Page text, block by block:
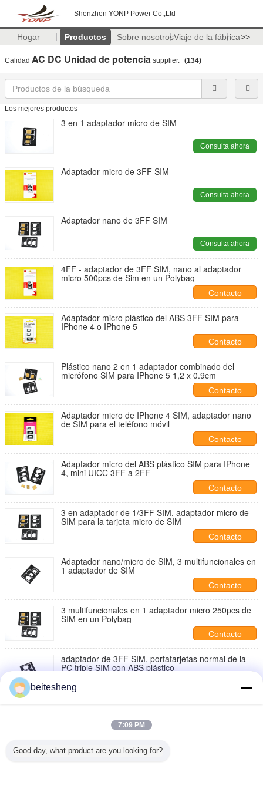
Shenzhen YONP Power Co.,Ltd
Hogar Productos Sobre nosotrosViaje de la fábrica>>
Calidad AC DC Unidad de potencia supplier. (134)
Los mejores productos
3 en 1 adaptador micro de SIM
Consulta ahora
Adaptador micro de 3FF SIM
Consulta ahora
Adaptador nano de 3FF SIM
Consulta ahora
4FF - adaptador de 3FF SIM, nano al adaptador
micro 500pcs de Sim en un Polybag
Contacto
Adaptador micro plástico del ABS 3FF SIM para
IPhone 4 o IPhone 5
Contacto
Plástico nano 2 en 1 adaptador combinado del
micrófono SIM para IPhone 5 1,2 x 0.9cm
Contacto
Adaptador micro de IPhone 4 SIM, adaptador nano
de SIM para el teléfono móvil
Contacto
Adaptador micro del ABS plástico SIM para IPhone
4, mini UICC 3FF a 2FF
Contacto
3 en adaptador de 1/3FF SIM, adaptador micro de
SIM para la tarjeta micro de SIM
Contacto
Adaptador nano/micro de SIM, 3 multifuncionales en
1 adaptador de SIM
Contacto
3 multifuncionales en 1 adaptador micro 250pcs de
SIM en un Polybag
Contacto
adaptador de 3FF SIM, portatarjetas normal de la
PC triple SIM con ABS plástico
IPhone 4S mini - negro micro 250pcs del adaptador
beitesheng
7:09 PM
Good day, what product are you looking for?